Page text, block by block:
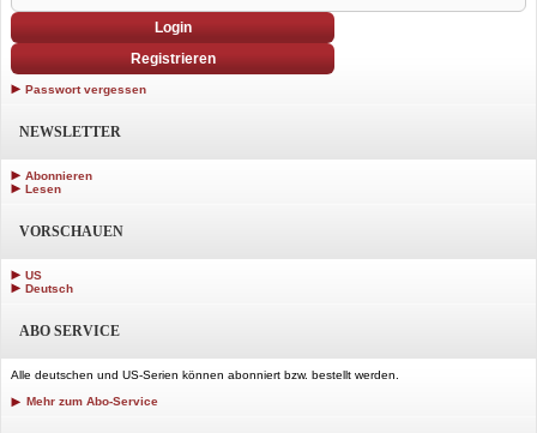
Login
Registrieren
Passwort vergessen
NEWSLETTER
Abonnieren
Lesen
VORSCHAUEN
US
Deutsch
ABO SERVICE
Alle deutschen und US-Serien können abonniert bzw. bestellt werden.
Mehr zum Abo-Service